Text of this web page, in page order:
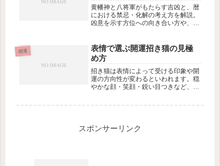
黄幡神と八将軍がもたらす吉凶と、暦
における禁忌・化解の考え方を解説。
凶意を示す方位への向き合い方や、日
開運
表情で選ぶ開運招き猫の見極
め方
招き猫は表情によって受ける印象や開
運の方向性が変わるといわれます。穏
やかな顔・笑顔・鋭い目つきなど、表
スポンサーリンク